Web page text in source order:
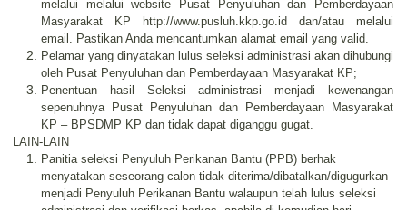
melalui melalui website Pusat Penyuluhan dan Pemberdayaan
Masyarakat KP http://www.pusluh.kkp.go.id dan/atau melalui
email. Pastikan Anda mencantumkan alamat email yang valid.
Pelamar yang dinyatakan lulus seleksi administrasi akan dihubungi
oleh Pusat Penyuluhan dan Pemberdayaan Masyarakat KP;
Penentuan hasil Seleksi administrasi menjadi kewenangan
sepenuhnya Pusat Penyuluhan dan Pemberdayaan Masyarakat
KP – BPSDMP KP dan tidak dapat diganggu gugat.
LAIN-LAIN
Panitia seleksi Penyuluh Perikanan Bantu (PPB) berhak
menyatakan seseorang calon tidak diterima/dibatalkan/digugurkan
menjadi Penyuluh Perikanan Bantu walaupun telah lulus seleksi